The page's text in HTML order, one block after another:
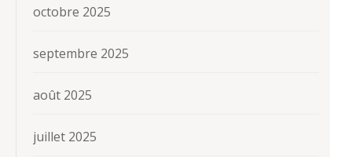
octobre 2025
septembre 2025
août 2025
juillet 2025